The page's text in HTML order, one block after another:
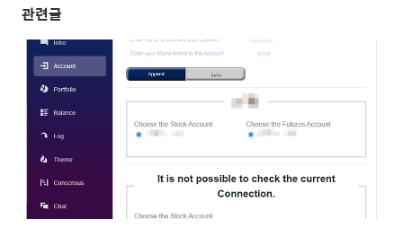
관련글